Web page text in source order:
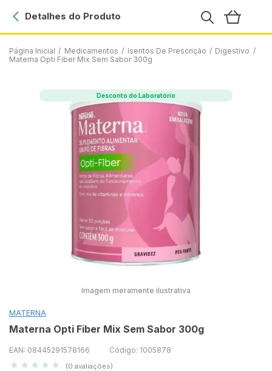
Página Inicial / Medicamentos / Isentos De Prescrição / Digestivo /
Materna Opti Fiber Mix Sem Sabor 300g
Detalhes do Produto
Desconto do Laboratório
Imagem meramente ilustrativa
MATERNA
Materna Opti Fiber Mix Sem Sabor 300g
EAN: 08445291578166 Código: 1005878
(0 avaliações)